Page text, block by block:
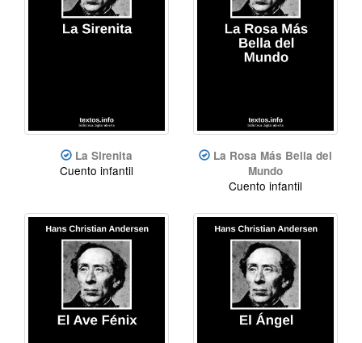
La Sirenita
Cuento infantil
La Rosa Más Bella del
Mundo
Cuento infantil